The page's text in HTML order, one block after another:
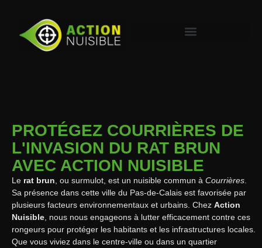
PROTÉGEZ COURRIÈRES DE
L'INVASION DU RAT BRUN
AVEC ACTION NUISIBLE
Le rat brun , ou surmulot, est un nuisible commun à Courrières
Sa présence dans cette ville du Pas-de-Calais est favorisée par
plusieurs facteurs environnementaux et urbains. Chez Action
Nuisible , nous nous engageons à lutter efficacement contre ces
rongeurs pour protéger les habitants et les infrastructures locales.
Que vous viviez dans le centre-ville ou dans un quartier